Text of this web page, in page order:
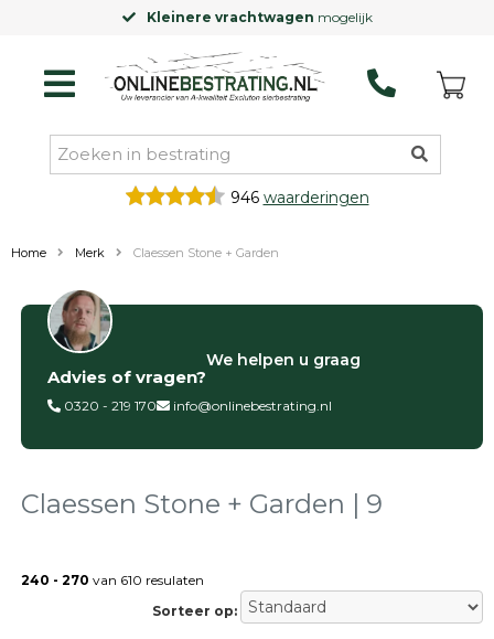
Kleinere vrachtwagen mogelijk
946 waarderingen
Home Merk Claessen Stone + Garden
Categorieën
Siertegels
Betontegels
tegels
Buitentegels
Advies of vragen?
We helpen u graag
0320 - 219 170 info@onlinebestrating.nl
Claessen Stone + Garden | 9
240 - 270 van 610 resulaten
Sorteer op: